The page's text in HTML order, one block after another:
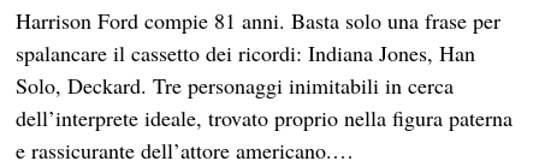
Harrison Ford compie 81 anni. Basta solo una frase per
spalancare il cassetto dei ricordi: Indiana Jones, Han
Solo, Deckard. Tre personaggi inimitabili in cerca
dell’interprete ideale, trovato proprio nella figura paterna
e rassicurante dell’attore americano.…